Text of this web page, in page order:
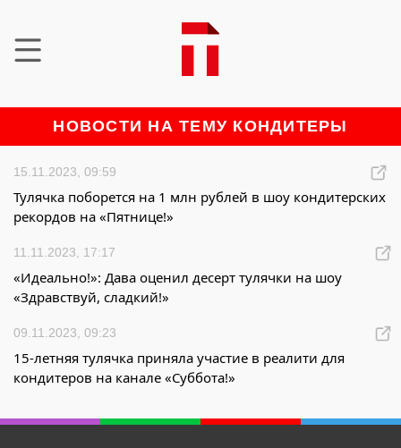
НОВОСТИ НА ТЕМУ КОНДИТЕРЫ
15.11.2023, 09:59
Тулячка поборется на 1 млн рублей в шоу кондитерских
рекордов на «Пятнице!»
11.11.2023, 17:17
«Идеально!»: Дава оценил десерт тулячки на шоу
«Здравствуй, сладкий!»
09.11.2023, 09:23
15-летняя тулячка приняла участие в реалити для
кондитеров на канале «Суббота!»